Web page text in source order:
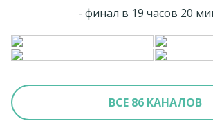
- финал в 19 часов 20
ВСЕ 86 КАНАЛОВ